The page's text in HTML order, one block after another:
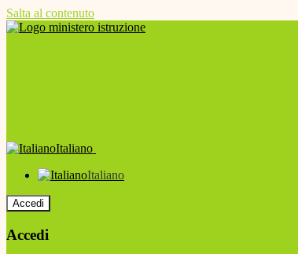
Salta al contenuto
Italiano
Italiano
Accedi
Accedi